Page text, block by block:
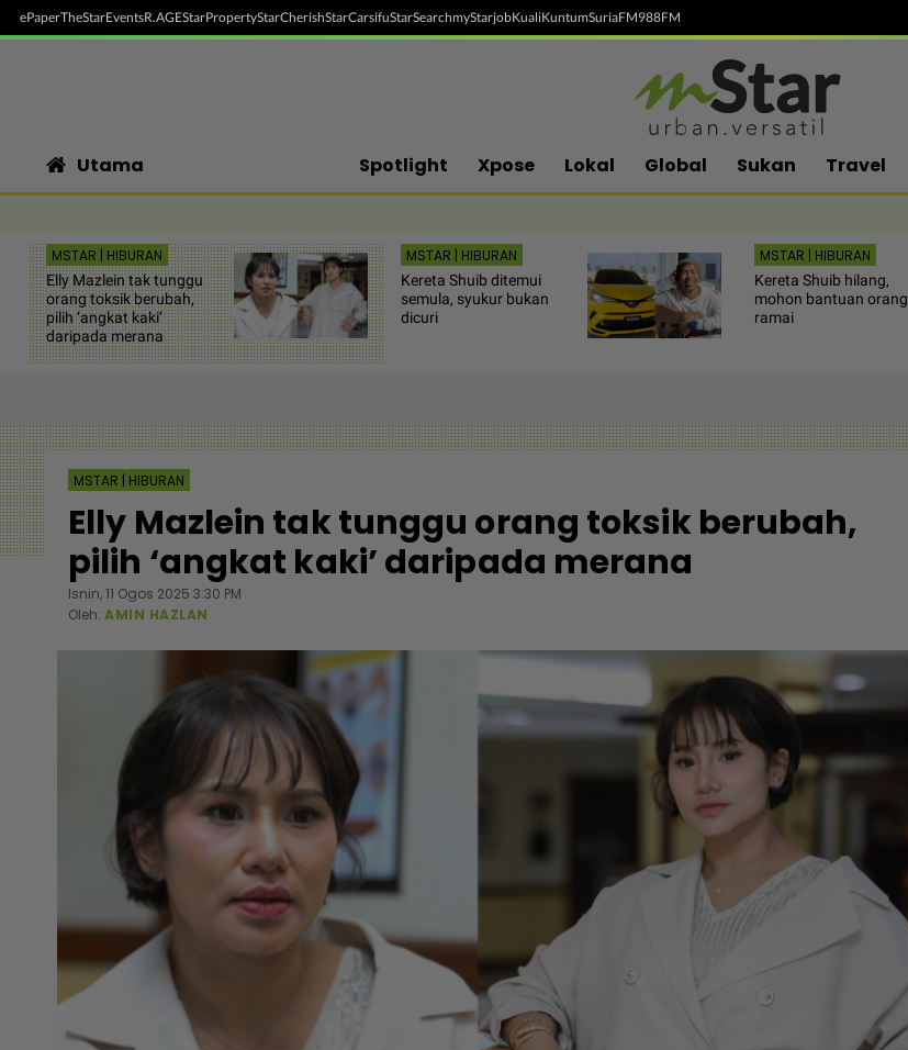
ePaperTheStarEventsR.AGEStarPropertyStarCherishStarCarsifuStarSearchmyStarjobKualiKuntumSuriaFM988FM
Utama Spotlight Xpose Lokal Global Sukan Travel
MSTAR | HIBURAN
Elly Mazlein tak tunggu
orang toksik berubah,
pilih ‘angkat kaki’
daripada merana
MSTAR | HIBURAN
Kereta Shuib ditemui
semula, syukur bukan
dicuri
MSTAR | HIBURAN
Kereta Shuib hilang,
mohon bantuan orang
ramai
MSTAR | HIBURAN
Elly Mazlein tak tunggu orang toksik berubah,
pilih ‘angkat kaki’ daripada merana
Isnin, 11 Ogos 2025 3:30 PM
Oleh: AMIN HAZLAN